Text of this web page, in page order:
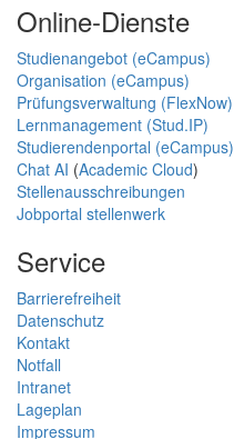
Online-Dienste
Studienangebot (eCampus)
Organisation (eCampus)
Prüfungsverwaltung (FlexNow)
Lernmanagement (Stud.IP)
Studierendenportal (eCampus)
Chat AI (Academic Cloud)
Stellenausschreibungen
Jobportal stellenwerk
Service
Barrierefreiheit
Datenschutz
Kontakt
Notfall
Intranet
Lageplan
Impressum